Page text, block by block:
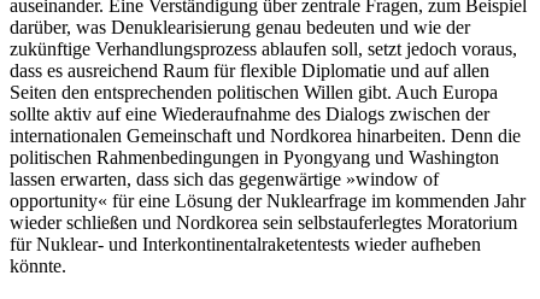
auseinander. Eine Verständigung über zentrale Fragen, zum Beispiel
darüber, was Denuklearisierung genau bedeuten und wie der
zukünftige Verhandlungs­prozess ablaufen soll, setzt jedoch voraus,
dass es ausreichend Raum für flexible Diplomatie und auf allen
Seiten den entsprechenden politischen Willen gibt. Auch Europa
sollte aktiv auf eine Wiederaufnahme des Dialogs zwischen der
internationalen Gemeinschaft und Nordkorea hinarbeiten. Denn die
politischen Rahmenbedingungen in Pyongyang und Washington
lassen erwarten, dass sich das gegenwärtige »window of
opportunity« für eine Lösung der Nuklearfrage im kommenden Jahr
wieder schließen und Nord­korea sein selbstauferlegtes Moratorium
für Nuklear- und Interkontinental­raketentests wieder aufheben
könnte.